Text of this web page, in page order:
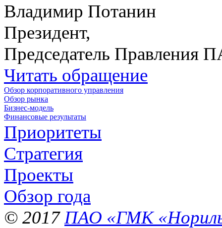
Владимир Потанин
Президент,
Председатель Правления
Читать обращение
Обзор корпоративного управления
Обзор рынка
Бизнес-модель
Финансовые результаты
Приоритеты
Стратегия
Проекты
Обзор года
© 2017 ПАО «ГМК